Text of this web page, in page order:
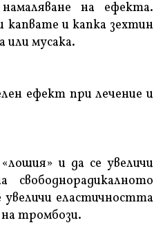
на ефекта.
и капка зехтин
или мусака.
ефект при лечение и
и да се увеличи
увеличи еластичността
тромбози.